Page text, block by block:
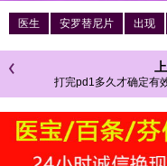
医生 安罗替尼片 出现
打完pd1多久才确定有